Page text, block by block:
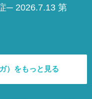
─ 2026.7.13 第
）をもっと見る